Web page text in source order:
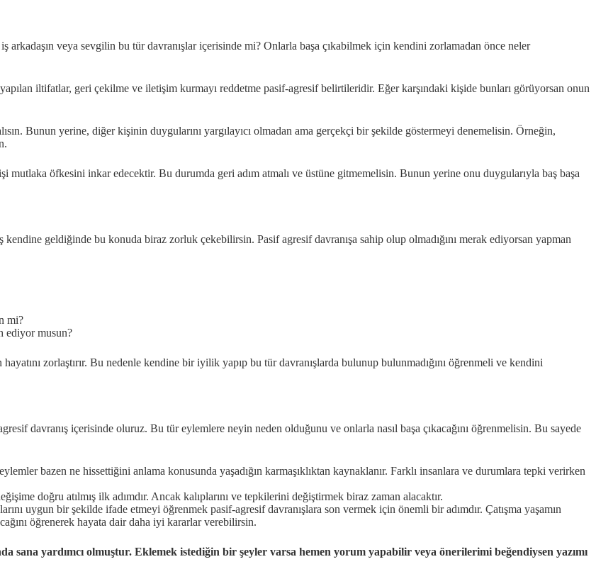
arkadaşın veya sevgilin bu tür davranışlar içerisinde mi? Onlarla başa çıkabilmek için kendini zorlamadan önce neler
iltifatlar, geri çekilme ve iletişim kurmayı reddetme pasif-agresif belirtileridir. Eğer karşındaki kişide bunları görüyorsan onun
Bunun yerine, diğer kişinin duygularını yargılayıcı olmadan ama gerçekçi bir şekilde göstermeyi denemelisin. Örneğin,
mutlaka öfkesini inkar edecektir. Bu durumda geri adım atmalı ve üstüne gitmemelisin. Bunun yerine onu duygularıyla baş başa
geldiğinde bu konuda biraz zorluk çekebilirsin. Pasif agresif davranışa sahip olup olmadığını merak ediyorsan yapman
mi?
ediyor musun?
zorlaştırır. Bu nedenle kendine bir iyilik yapıp bu tür davranışlarda bulunup bulunmadığını öğrenmeli ve kendini
davranış içerisinde oluruz. Bu tür eylemlere neyin neden olduğunu ve onlarla nasıl başa çıkacağını öğrenmelisin. Bu sayede
bazen ne hissettiğini anlama konusunda yaşadığın karmaşıklıktan kaynaklanır. Farklı insanlara ve durumlara tepki verirken
doğru atılmış ilk adımdır. Ancak kalıplarını ve tepkilerini değiştirmek biraz zaman alacaktır.
uygun bir şekilde ifade etmeyi öğrenmek pasif-agresif davranışlara son vermek için önemli bir adımdır. Çatışma yaşamın
öğrenerek hayata dair daha iyi kararlar verebilirsin.
sana yardımcı olmuştur. Eklemek istediğin bir şeyler varsa hemen yorum yapabilir veya önerilerimi beğendiysen yazımı